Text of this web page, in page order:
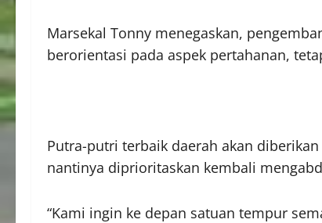
Marsekal Tonny menegaskan,
berorientasi pada aspek pertahanan,
Putra-putri terbaik daerah akan
nantinya diprioritaskan kembali
“Kami ingin ke depan satuan tempur